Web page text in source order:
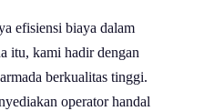
efisiensi biaya dalam
itu, kami hadir dengan
berkualitas tinggi.
operator handal